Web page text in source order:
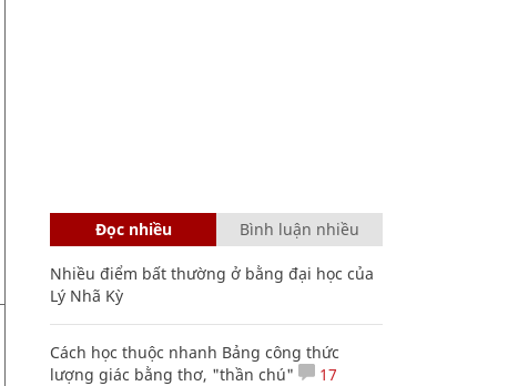
Đọc nhiều Bình luận nhiều
Nhiều điểm bất thường ở bằng đại học của
Lý Nhã Kỳ
Cách học thuộc nhanh Bảng công thức
lượng giác bằng thơ, "thần chú"
17